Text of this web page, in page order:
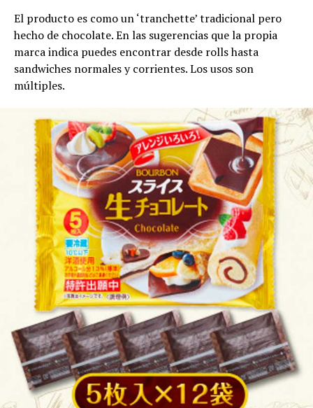
El producto es como un ‘tranchette’ tradicional pero
hecho de chocolate. En las sugerencias que la propia
marca indica puedes encontrar desde rolls hasta
sandwiches normales y corrientes. Los usos son
múltiples.